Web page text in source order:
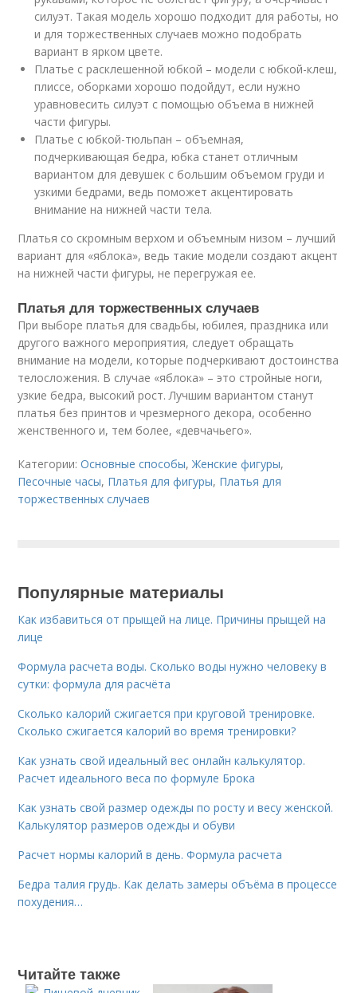
силуэт. Такая модель хорошо подходит для работы, но
и для торжественных случаев можно подобрать
вариант в ярком цвете.
Платье с расклешенной юбкой – модели с юбкой-клеш,
плиссе, оборками хорошо подойдут, если нужно
уравновесить силуэт с помощью объема в нижней
части фигуры.
Платье с юбкой-тюльпан – объемная,
подчеркивающая бедра, юбка станет отличным
вариантом для девушек с большим объемом груди и
узкими бедрами, ведь поможет акцентировать
внимание на нижней части тела.
Платья со скромным верхом и объемным низом – лучший
вариант для «яблока», ведь такие модели создают акцент
на нижней части фигуры, не перегружая ее.
Платья для торжественных случаев
При выборе платья для свадьбы, юбилея, праздника или
другого важного мероприятия, следует обращать
внимание на модели, которые подчеркивают достоинства
телосложения. В случае «яблока» – это стройные ноги,
узкие бедра, высокий рост. Лучшим вариантом станут
платья без принтов и чрезмерного декора, особенно
женственного и, тем более, «девчачьего».
Категории:Основные способы,Женские фигуры,
Песочные часы, Платья для фигуры, Платья для
торжественных случаев
Популярные материалы
Как избавиться от прыщей на лице. Причины прыщей на
лице
Формула расчета воды. Сколько воды нужно человеку в
сутки: формула для расчёта
Сколько калорий сжигается при круговой тренировке.
Сколько сжигается калорий во время тренировки?
Как узнать свой идеальный вес онлайн калькулятор.
Расчет идеального веса по формуле Брока
Как узнать свой размер одежды по росту и весу женской.
Калькулятор размеров одежды и обуви
Расчет нормы калорий в день. Формула расчета
Бедра талия грудь. Как делать замеры объёма в процессе
похудения…
Читайте также